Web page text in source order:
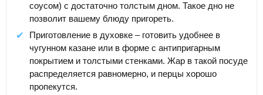
соусом) с достаточно толстым дном. Такое дно не
позволит вашему блюду пригореть.
Приготовление в духовке – готовить удобнее в
чугунном казане или в форме с антипригарным
покрытием и толстыми стенками. Жар в такой посуде
распределяется равномерно, и перцы хорошо
пропекутся.